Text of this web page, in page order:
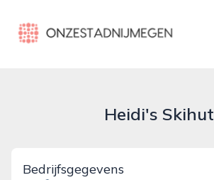
onzestadnijmegen.nl
Heidi's Skihut
Bedrijfsgegevens